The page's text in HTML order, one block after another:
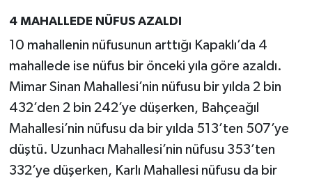
4 MAHALLEDE NÜFUS AZALDI
10 mahallenin nüfusunun arttığı Kapaklı’da 4
mahallede ise nüfus bir önceki yıla göre azaldı.
Mimar Sinan Mahallesi’nin nüfusu bir yılda 2 bin
432’den 2 bin 242’ye düşerken, Bahçeağıl
Mahallesi’nin nüfusu da bir yılda 513’ten 507’ye
düştü. Uzunhacı Mahallesi’nin nüfusu 353’ten
332’ye düşerken, Karlı Mahallesi nüfusu da bir